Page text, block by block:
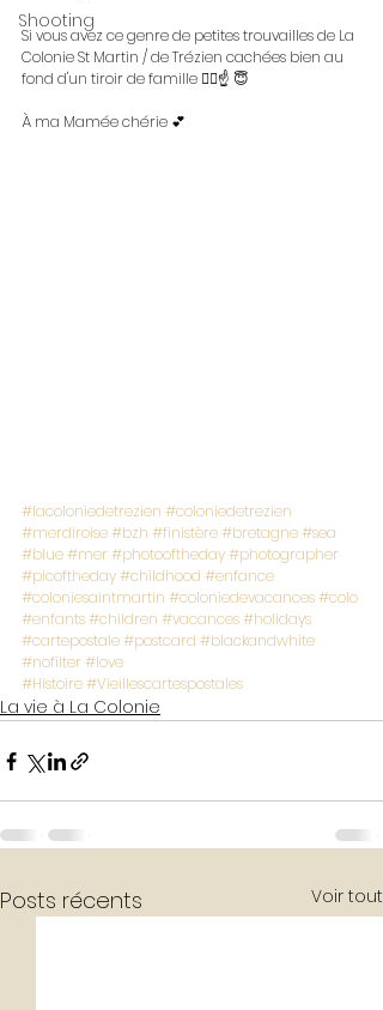
Shooting
Si vous avez ce genre de petites trouvailles de La
Colonie St Martin / de Trézien cachées bien au
fond d'un tiroir de famille 🙋‍♀️☝️ 😇
À ma Mamée chérie 💕
#lacoloniedetrezien #coloniedetrezien
#merdiroise#bzh #finistère#bretagne#sea
#blue#mer #photooftheday#photographer
#picoftheday#childhood #enfance
#coloniesaintmartin #coloniedevacances#colo
#enfants#children #vacances#holidays
#cartepostale#postcard #blackandwhite
#nofilter #love
#Histoire#Vieillescartespostales
La vie à La Colonie
Posts récents Voir tout